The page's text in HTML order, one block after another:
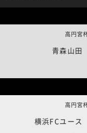
青森山田
高円
横浜FCユース
高円